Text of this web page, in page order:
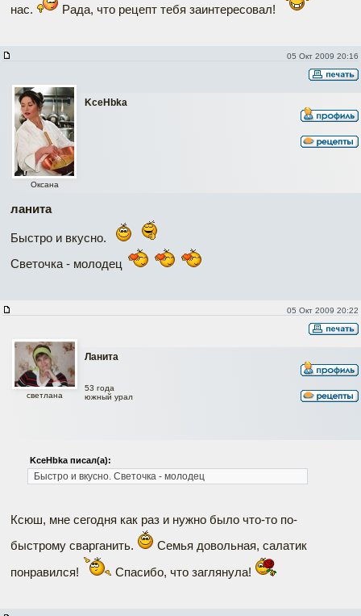
нас. Рада, что рецепт тебя заинтересовал!
05 Окт 2009 20:16
KceHbka
Оксана
ланита
Быстро и вкусно.
Светочка - молодец
05 Окт 2009 20:22
Ланита
светлана
53 года
южный урал
KceHbka писал(а):
Быстро и вкусно. Светочка - молодец
Ксюш, мне сегодня как раз и нужно было что-то по-
быстрому сварганить.
Семья довольная, салатик
понравился!
Спасибо, что заглянула!